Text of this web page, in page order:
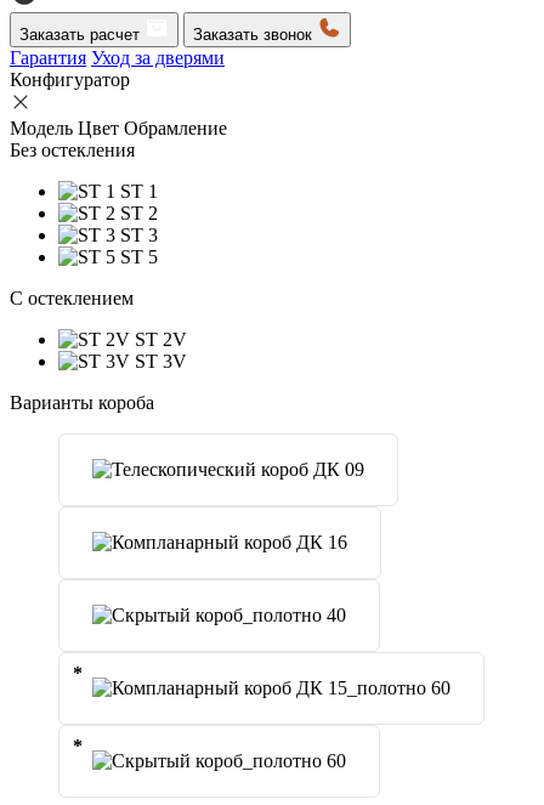
Заказать расчет Заказать звонок
Гарантия Уход за дверями
Конфигуратор
Модель Цвет Обрамление
Без остекления
ST 1
ST 2
ST 3
ST 5
C остеклением
ST 2V
ST 3V
Варианты короба
*
*